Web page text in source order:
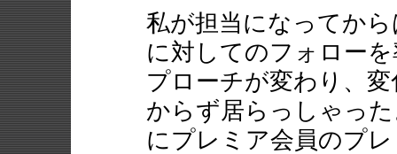
私が担当になってか
に対してのフォロー
プローチが変わり、
からず居らっしゃっ
にプレミア会員のプ